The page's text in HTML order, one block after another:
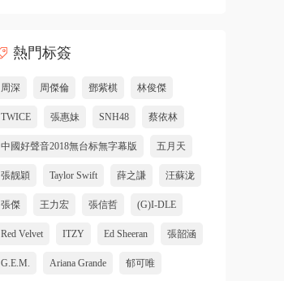
熱門标簽
周深 周傑倫 鄧紫棋 林俊傑
TWICE 張惠妹 SNH48 蔡依林
中國好聲音2018無台标無字幕版 五月天
張靓穎 Taylor Swift 薛之謙 汪蘇泷
張傑 王力宏 張信哲 (G)I-DLE
Red Velvet ITZY Ed Sheeran 張韶涵
G.E.M. Ariana Grande 郁可唯